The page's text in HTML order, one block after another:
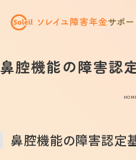
鼻腔機能の障害認
鼻腔機能の障害認定